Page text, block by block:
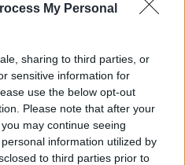
My Personal
sharing to third parties, or
sensitive information for
use the below opt-out
Please note that after your
may continue seeing
information utilized by
to third parties prior to
il tabellino